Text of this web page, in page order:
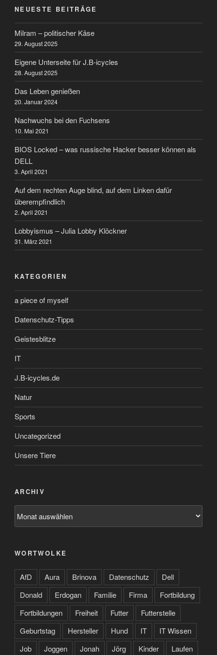
NEUESTE BEITRÄGE
Milram – politischer Käse
29. August 2025
Eigene Unterseite für J.B-icycles
28. August 2025
Das Leben genießen
20. Januar 2024
Nachwuchs bei den Fuchsens
10. Mai 2021
BIOS Locked – was russische Hacker besser können als
DELL
3. April 2021
Auf dem rechten Auge blind, auf dem Linken dafür
überempfindlich
2. April 2021
Lobbyismus – Julia Lobby Klöckner
31. März 2021
KATEGORIEN
a piece of myself
Datenschutz-Tipps
Geistesblitze
IT
J.B-icycles.de
Natur
Sports
Uncategorized
Unsere Tiere
ARCHIV
WORTWOLKE
AfD Aura Brinova Datenschutz
Dell
Donald
Erdogan Familie Firma
Fortbildung
Fortbildungen
Freiheit Futter
Futterstelle
Geburtstag
Hersteller Hund IT
IT Wissen
Job
Joggen Jonah Jörg Kinder Laufen